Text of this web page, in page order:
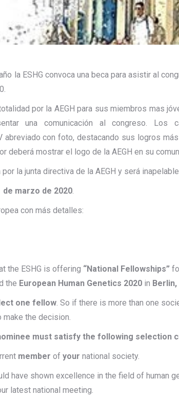
la ESHG convoca una beca para asistir al
por la AEGH para sus miembros mas
una comunicación al congreso. Los
abreviado con foto, destacando sus logros
deberá mostrar el logo de la AEGH en su
la junta directiva de la AEGH y será inapelable.
de marzo de 2020
con más detalles:
the ESHG is offering “National Fellowships”
the European Human Genetics 2020 in Berlin,
one fellow . So if there is more than one
the decision.
must satisfy the following selection
member of your national society.
shown excellence in the field of human
latest national meeting.